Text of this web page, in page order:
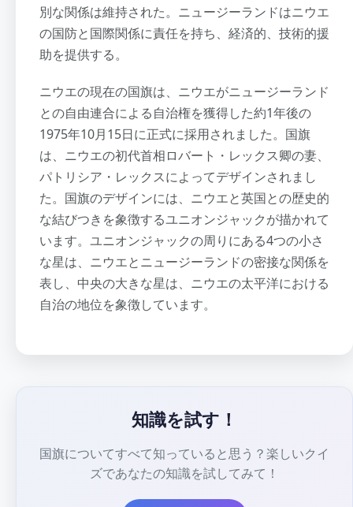
別な関係は維持された。ニュージーランドはニウエ
の国防と国際関係に責任を持ち、経済的、技術的援
助を提供する。
ニウエの現在の国旗は、ニウエがニュージーランド
との自由連合による自治権を獲得した約1年後の
1975年10月15日に正式に採用されました。国旗
は、ニウエの初代首相ロバート・レックス卿の妻、
パトリシア・レックスによってデザインされまし
た。国旗のデザインには、ニウエと英国との歴史的
な結びつきを象徴するユニオンジャックが描かれて
います。ユニオンジャックの周りにある4つの小さ
な星は、ニウエとニュージーランドの密接な関係を
表し、中央の大きな星は、ニウエの太平洋における
自治の地位を象徴しています。
知識を試す！
国旗についてすべて知っていると思う？楽しいクイ
ズであなたの知識を試してみて！